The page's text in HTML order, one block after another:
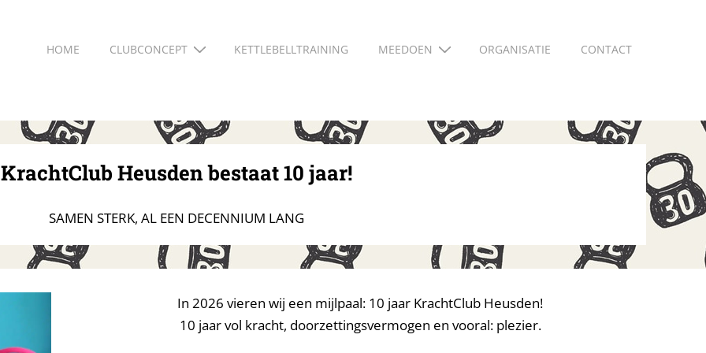
Hoofd
HOME CLUBCONCEPT KETTLEBELLTRAINING MEEDOEN ORGANISATIE CONTACT
KrachtClub Heusden bestaat 10 jaar!
SAMEN STERK, AL EEN DECENNIUM LANG
In 2026 vieren wij een mijlpaal: 10 jaar KrachtClub Heusden!
10 jaar vol kracht, doorzettingsvermogen en vooral: plezier.